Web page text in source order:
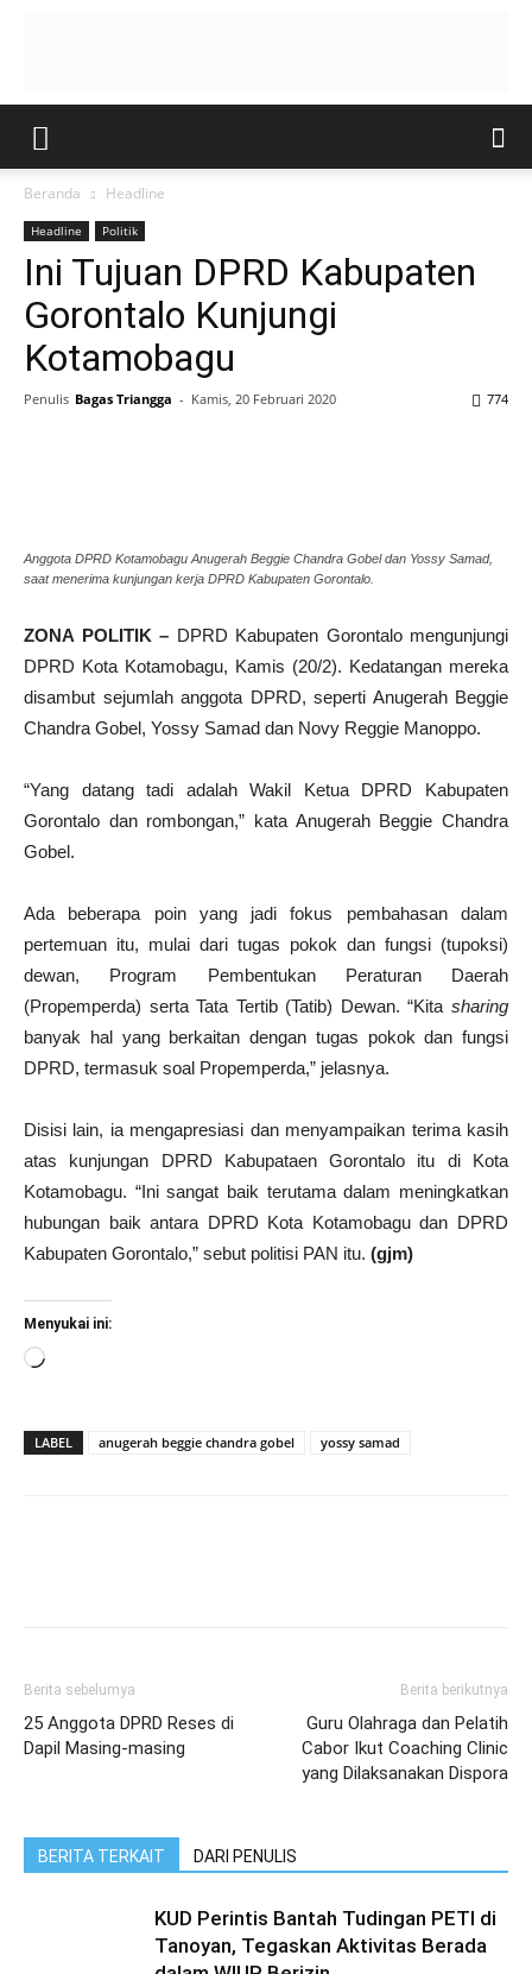
Beranda Headline
Headline Politik
Ini Tujuan DPRD Kabupaten
Gorontalo Kunjungi
Kotamobagu
Penulis Bagas Triangga - Kamis, 20 Februari 2020 774
Anggota DPRD Kotamobagu Anugerah Beggie Chandra Gobel dan Yossy Samad,
saat menerima kunjungan kerja DPRD Kabupaten Gorontalo.
ZONA POLITIK – DPRD Kabupaten Gorontalo mengunjungi
DPRD Kota Kotamobagu, Kamis (20/2). Kedatangan mereka
disambut sejumlah anggota DPRD, seperti Anugerah Beggie
Chandra Gobel, Yossy Samad dan Novy Reggie Manoppo.
“Yang datang tadi adalah Wakil Ketua DPRD Kabupaten
Gorontalo dan rombongan,” kata Anugerah Beggie Chandra
Gobel.
Ada beberapa poin yang jadi fokus pembahasan dalam
pertemuan itu, mulai dari tugas pokok dan fungsi (tupoksi)
dewan, Program Pembentukan Peraturan Daerah
(Propemperda) serta Tata Tertib (Tatib) Dewan. “Kita sharing
banyak hal yang berkaitan dengan tugas pokok dan fungsi
DPRD, termasuk soal Propemperda,” jelasnya.
Disisi lain, ia mengapresiasi dan menyampaikan terima kasih
atas kunjungan DPRD Kabupataen Gorontalo itu di Kota
Kotamobagu. “Ini sangat baik terutama dalam meningkatkan
hubungan baik antara DPRD Kota Kotamobagu dan DPRD
Kabupaten Gorontalo,” sebut politisi PAN itu. (gjm)
Menyukai ini:
Memuat...
LABEL anugerah beggie chandra gobel yossy samad
Berita sebelumya
25 Anggota DPRD Reses di
Dapil Masing-masing
Berita berikutnya
Guru Olahraga dan Pelatih
Cabor Ikut Coaching Clinic
yang Dilaksanakan Dispora
BERITA TERKAIT DARI PENULIS
KUD Perintis Bantah Tudingan PETI di
Tanoyan, Tegaskan Aktivitas Berada